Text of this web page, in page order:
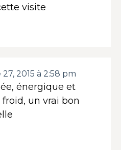
visite
2015 à 2:58 pm
énergique et
un vrai bon